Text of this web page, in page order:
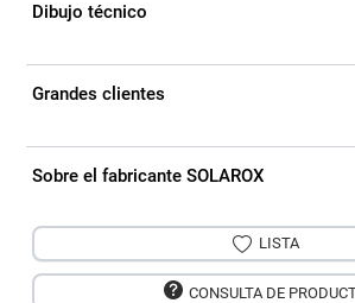
Dibujo técnico
Grandes clientes
Sobre el fabricante SOLAROX
LISTA
CONSULTA DE